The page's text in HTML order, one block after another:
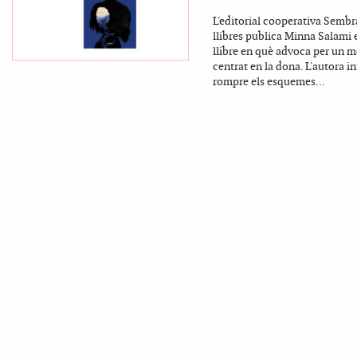
L'editorial cooperativa
llibres publica Minna Salami
llibre en què advoca per un
centrat en la dona. L'autora
rompre els esquemes...